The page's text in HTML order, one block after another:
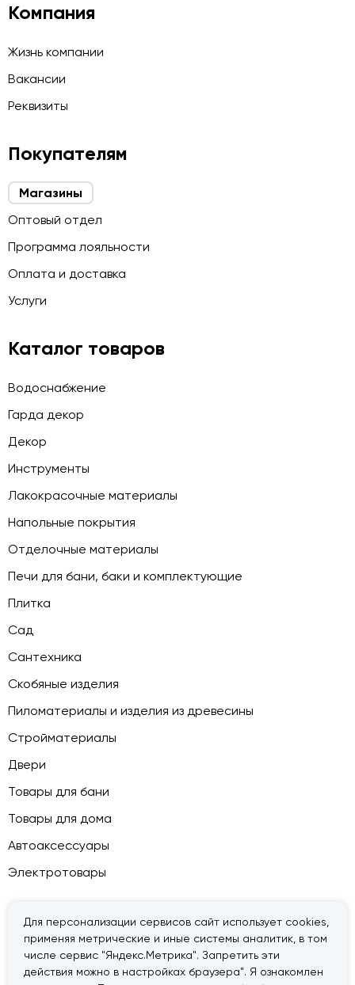
Для персонализации сервисов сайт использует cookies,
применяя метрические и иные системы аналитик, в том
числе сервис "Яндекс.Метрика". Запретить эти
действия можно в настройках браузера". Я ознакомлен
Компания
Жизнь компании
Вакансии
Реквизиты
Покупателям
Магазины
Оптовый отдел
Программа лояльности
Оплата и доставка
Услуги
Каталог товаров
Водоснабжение
Гарда декор
Декор
Инструменты
Лакокрасочные материалы
Напольные покрытия
Отделочные материалы
Печи для бани, баки и комплектующие
Плитка
Сад
Сантехника
Скобяные изделия
Пиломатериалы и изделия из древесины
Стройматериалы
Двери
Товары для бани
Товары для дома
Автоаксессуары
Электротовары
© 2026 — «Дачник».Правовая информация